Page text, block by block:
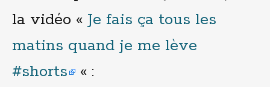
la vidéo « Je fais ça tous les
matins quand je me lève
#shorts
« :